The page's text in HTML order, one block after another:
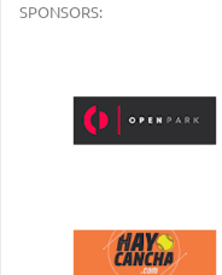
SPONSORS: